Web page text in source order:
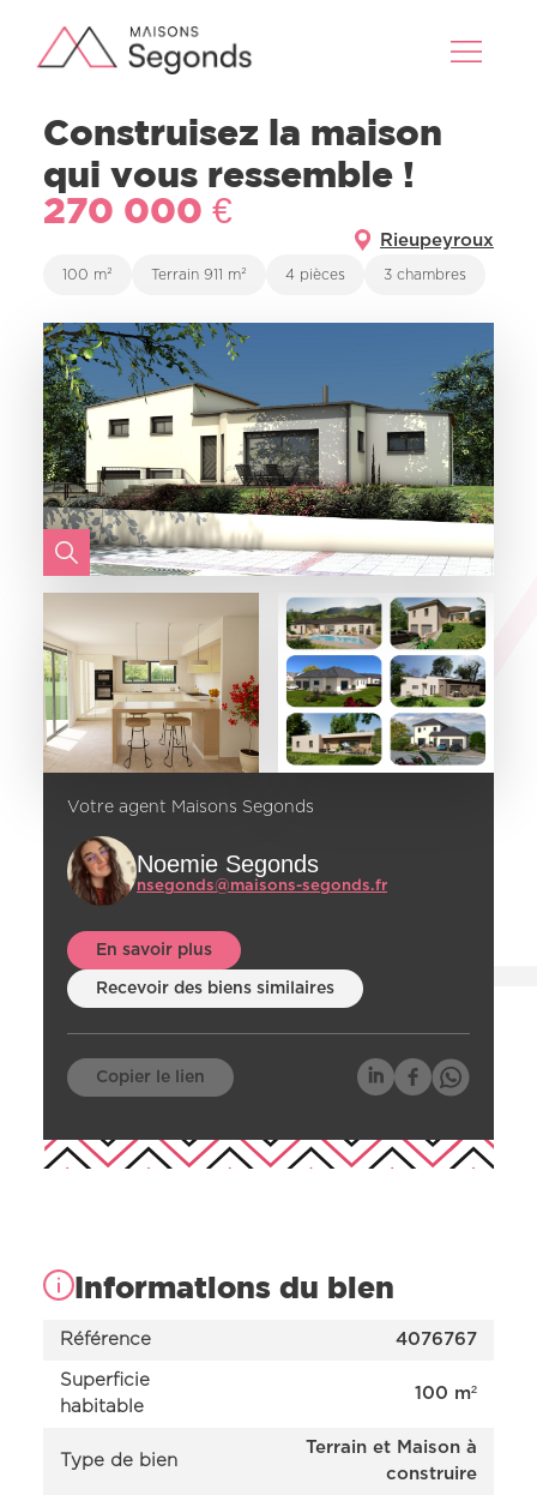
Nos offres
Construisez la maison
qui vous ressemble !
270 000 €
100 m² Terrain 911 m² 4 pièces 3 chambres
Rieupeyroux
Votre agent Maisons Segonds
Noemie Segonds
nsegonds@maisons-segonds.fr
En savoir plus
Recevoir des biens similaires
Copier le lien
Informations du bien
Référence 4076767
Superficie
habitable
100 m²
Type de bien
Terrain et Maison à
construire